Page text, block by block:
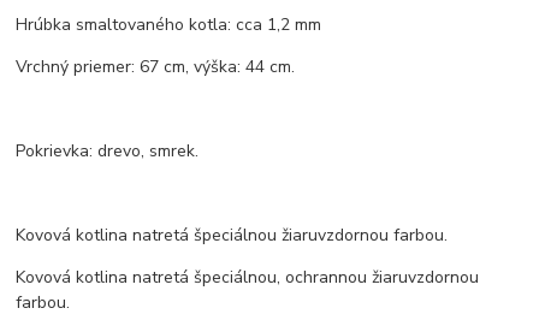
Hrúbka smaltovaného kotla: cca 1,2 mm
Vrchný priemer: 67 cm, výška: 44 cm.
Pokrievka: drevo, smrek.
Kovová kotlina natretá špeciálnou žiaruvzdornou farbou.
Kovová kotlina natretá špeciálnou, ochrannou žiaruvzdornou
farbou.